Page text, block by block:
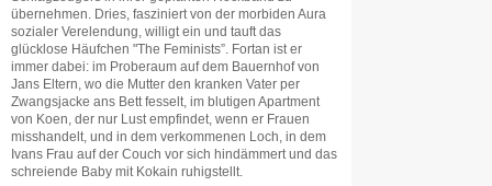
übernehmen. Dries, fasziniert von der morbiden Aura
sozialer Verelendung, willigt ein und tauft das
glücklose Häufchen "The Feminists”. Fortan ist er
immer dabei: im Proberaum auf dem Bauernhof von
Jans Eltern, wo die Mutter den kranken Vater per
Zwangsjacke ans Bett fesselt, im blutigen Apartment
von Koen, der nur Lust empfindet, wenn er Frauen
misshandelt, und in dem verkommenen Loch, in dem
Ivans Frau auf der Couch vor sich hindämmert und das
schreiende Baby mit Kokain ruhigstellt.